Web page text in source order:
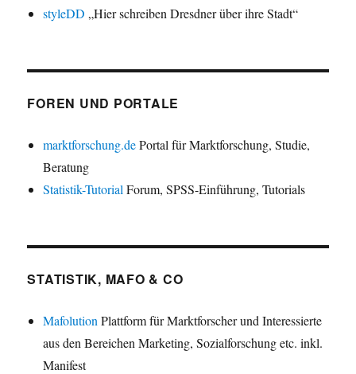
styleDD „Hier schreiben Dresdner über ihre Stadt“
FOREN UND PORTALE
marktforschung.dePortal für Marktforschung, Studie,
Beratung
Statistik-Tutorial Forum, SPSS-Einführung, Tutorials
STATISTIK, MAFO & CO
Mafolution Plattform für Marktforscher und Interessierte
aus den Bereichen Marketing, Sozialforschung etc. inkl.
Manifest